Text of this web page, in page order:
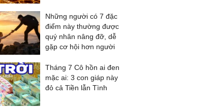
Những người có 7 đặc
điểm này thường được
quý nhân nâng đỡ, dễ
gặp cơ hội hơn người
Tháng 7 Cô hồn ai đen
mặc ai: 3 con giáp này
đỏ cả Tiền lẫn Tình